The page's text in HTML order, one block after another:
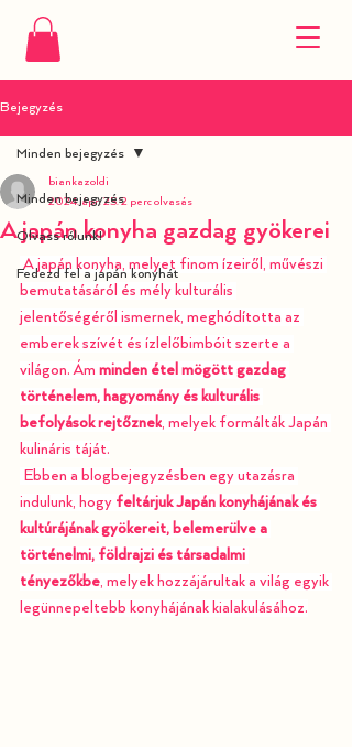
Bejegyzés
Minden bejegyzés
Olvass rólunk!
Fedezd fel a japán konyhát
Minden bejegyzés
A japán konyha gazdag gyökerei
biankazoldi
2024. ápr. 25.2 perc olvasás
bemutatásáról és mély kulturális
jelentőségéről ismernek, meghódította az
emberek szívét és ízlelőbimbóit szerte a
világon. Ám minden étel mögött gazdag
történelem, hagyomány és kulturális
befolyások rejtőznek, melyek formálták Japán
kulináris táját.
indulunk, hogy feltárjuk Japán konyhájának és
kultúrájának gyökereit, belemerülve a
történelmi, földrajzi és társadalmi
tényezőkbe, melyek hozzájárultak a világ egyik
legünnepeltebb konyhájának kialakulásához.